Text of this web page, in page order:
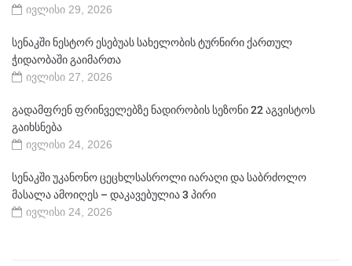
ივლისი 29, 2026
სენაკში ნესტორ ესებუას სახელობის ტურნირი ქართულ
ჭიდაობაში გაიმართა
ივლისი 27, 2026
გადამფრენ ფრინველებზე ნადირობის სეზონი 22 აგვისტოს
გაიხსნება
ივლისი 24, 2026
სენაკში უკანონო ცეცხლსასროლი იარაღი და საბრძოლო
მასალა ამოიღეს – დაკავებულია 3 პირი
ივლისი 24, 2026